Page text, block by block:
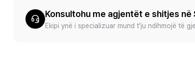
Konsultohu me agjentët e shitjes
Ekipi ynë i specializuar mund t'ju ndihmojë të